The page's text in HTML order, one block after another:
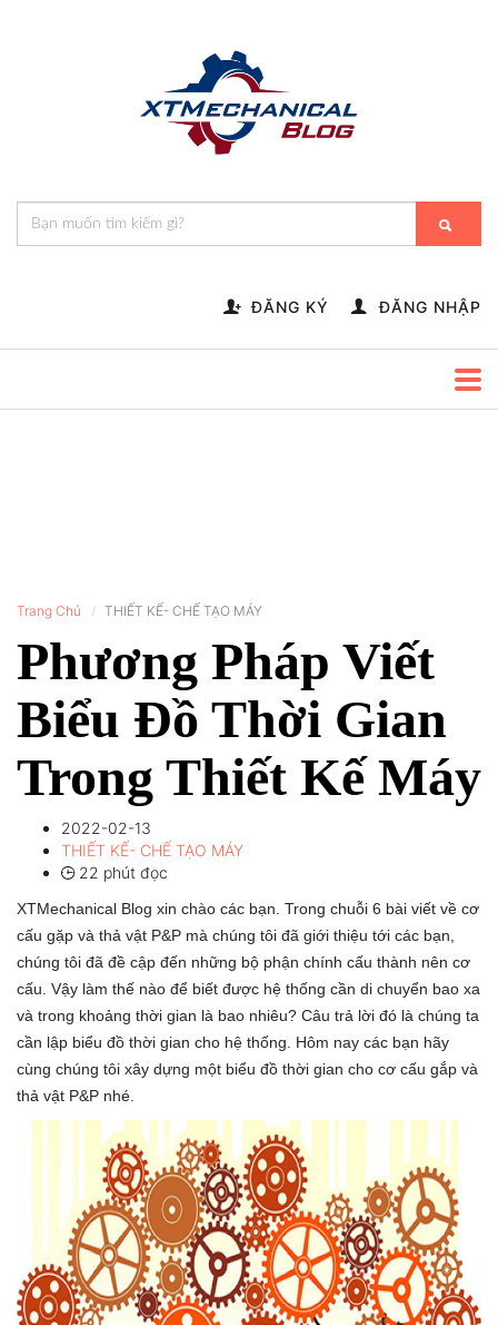
ĐĂNG KÝ ĐĂNG NHẬP
Trang Chủ THIẾT KẾ- CHẾ TẠO MÁY
Phương Pháp Viết
Biểu Đồ Thời Gian
Trong Thiết Kế Máy
2022-02-13
THIẾT KẾ- CHẾ TẠO MÁY
22 phút đọc
XTMechanical Blog xin chào các bạn. Trong chuỗi 6 bài viết về cơ
cấu gặp và thả vật P&P mà chúng tôi đã giới thiệu tới các bạn,
chúng tôi đã đề cập đến những bộ phận chính cấu thành nên cơ
cấu. Vậy làm thế nào để biết được hệ thống cần di chuyển bao xa
và trong khoảng thời gian là bao nhiêu? Câu trả lời đó là chúng ta
cần lập biểu đồ thời gian cho hệ thống. Hôm nay các bạn hãy
cùng chúng tôi xây dựng một biểu đồ thời gian cho cơ cấu gắp và
thả vật P&P nhé.